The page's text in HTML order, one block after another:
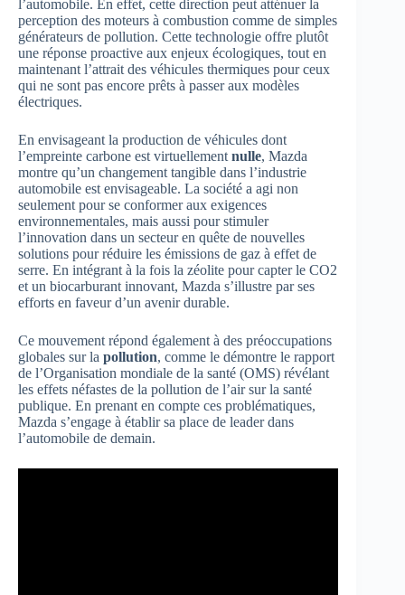
l’automobile. En effet, cette direction peut atténuer la
perception des moteurs à combustion comme de simples
générateurs de pollution. Cette technologie offre plutôt
une réponse proactive aux enjeux écologiques, tout en
maintenant l’attrait des véhicules thermiques pour ceux
qui ne sont pas encore prêts à passer aux modèles
électriques.
En envisageant la production de véhicules dont
l’empreinte carbone est virtuellement nulle, Mazda
montre qu’un changement tangible dans l’industrie
automobile est envisageable. La société a agi non
seulement pour se conformer aux exigences
environnementales, mais aussi pour stimuler
l’innovation dans un secteur en quête de nouvelles
solutions pour réduire les émissions de gaz à effet de
serre. En intégrant à la fois la zéolite pour capter le CO2
et un biocarburant innovant, Mazda s’illustre par ses
efforts en faveur d’un avenir durable.
Ce mouvement répond également à des préoccupations
globales sur la pollution, comme le démontre le rapport
de l’Organisation mondiale de la santé (OMS) révélant
les effets néfastes de la pollution de l’air sur la santé
publique. En prenant en compte ces problématiques,
Mazda s’engage à établir sa place de leader dans
l’automobile de demain.